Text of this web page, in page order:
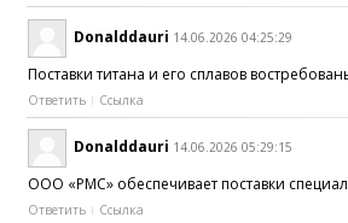
Donalddauri 14.06.2026 04:25:29
Поставки титана и его сплавов
Ответить Ссылка
Donalddauri 14.06.2026 05:29:15
ООО «РМС» обеспечивает поставки
Ответить Ссылка